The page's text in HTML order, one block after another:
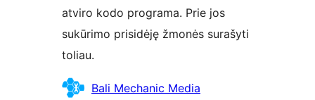
atviro kodo programa. Prie jos
sukūrimo prisidėję žmonės surašyti
toliau.
AutoriaiBali Mechanic Media